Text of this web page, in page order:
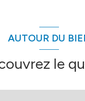
AUTOUR DU
le